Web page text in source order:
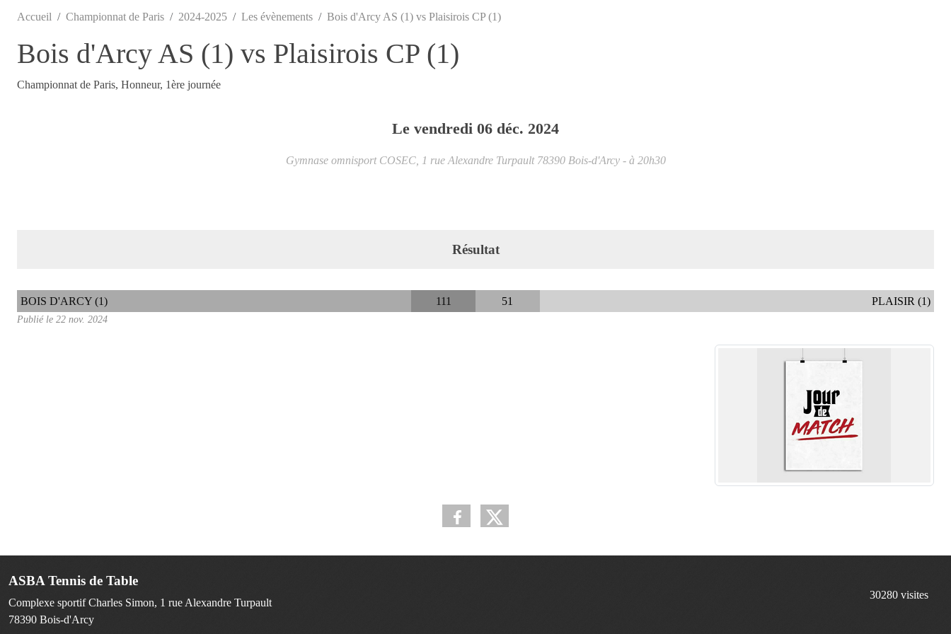
Accueil Championnat de Paris 2024-2025 Les évènements Bois d'Arcy AS (1) vs Plaisirois CP (1)
Bois d'Arcy AS (1) vs Plaisirois CP (1)
Championnat de Paris, Honneur, 1ère journée
Le vendredi 06 déc. 2024
Gymnase omnisport COSEC, 1 rue Alexandre Turpault 78390 Bois-d'Arcy - à 20h30
Résultat
BOIS D'ARCY (1) 111 51 PLAISIR (1)
Publié le 22 nov. 2024
ASBA Tennis de Table
Complexe sportif Charles Simon, 1 rue Alexandre Turpault
78390 Bois-d'Arcy
30280 visites